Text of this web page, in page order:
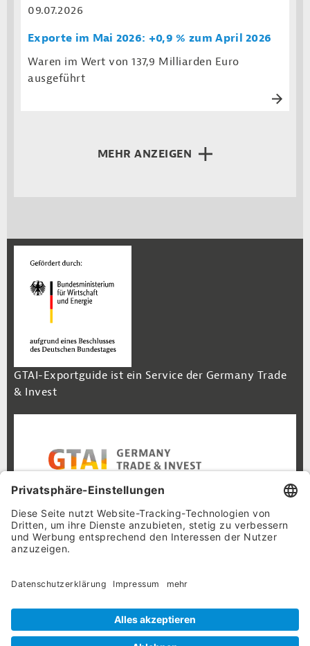
09.07.2026
Exporte im Mai 2026: +0,9 % zum April 2026
Waren im Wert von 137,9 Milliarden Euro
ausgeführt
MEHR ANZEIGEN
GTAI-Exportguide ist ein Service der Germany Trade
& Invest
Footer Navigation
Inhalt
Cookie-Einstellungen
Datenschutz